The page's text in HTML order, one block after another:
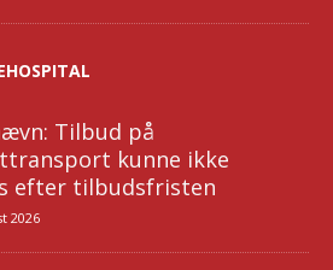
Tilbud på
kunne ikke
efter tilbudsfristen
2026